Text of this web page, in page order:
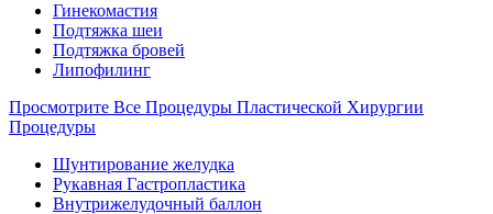
Гинекомастия
Подтяжка шеи
Подтяжка бровей
Липофилинг
Просмотрите Все Процедуры Пластической Хирургии
Процедуры
Шунтирование желудка
Рукавная Гастропластика
Внутрижелудочный баллон